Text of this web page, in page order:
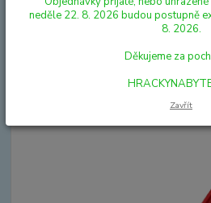
AUTA, LODĚ, LETADLA Lena
Lena Autojeřáb
neděle 22. 8. 2026 budou postupně
8. 2026.
Děkujeme za
Zavřít